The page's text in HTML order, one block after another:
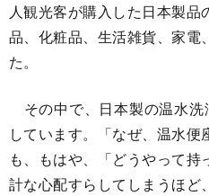
人観光客が購入した日本製
品、化粧品、生活雑貨、家電
た。
その中で、日本製の温水
しています。「なぜ、温水便
も、もはや、「どうやって
計な心配すらしてしまうほど